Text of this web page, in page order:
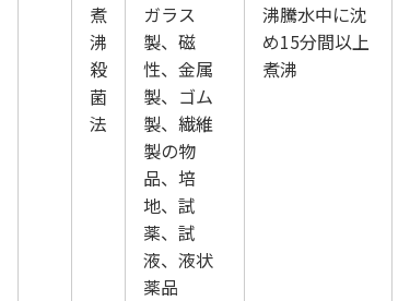
煮
沸
殺
菌
法
ガラス
製、磁
性、金属
製、ゴム
製、繊維
製の物
品、培
地、試
薬、試
液、液状
薬品
沸騰水中に沈
め15分間以上
煮沸